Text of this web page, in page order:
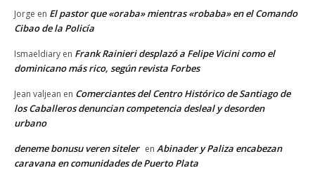
Jorge en El pastor que «oraba» mientras «robaba» en el Comando
Cibao de la Policía
Ismaeldiary en Frank Rainieri desplazó a Felipe Vicini como el
dominicano más rico, según revista Forbes
Jean valjean en Comerciantes del Centro Histórico de Santiago de
los Caballeros denuncian competencia desleal y desorden
urbano
deneme bonusu veren siteler en Abinader y Paliza encabezan
caravana en comunidades de Puerto Plata